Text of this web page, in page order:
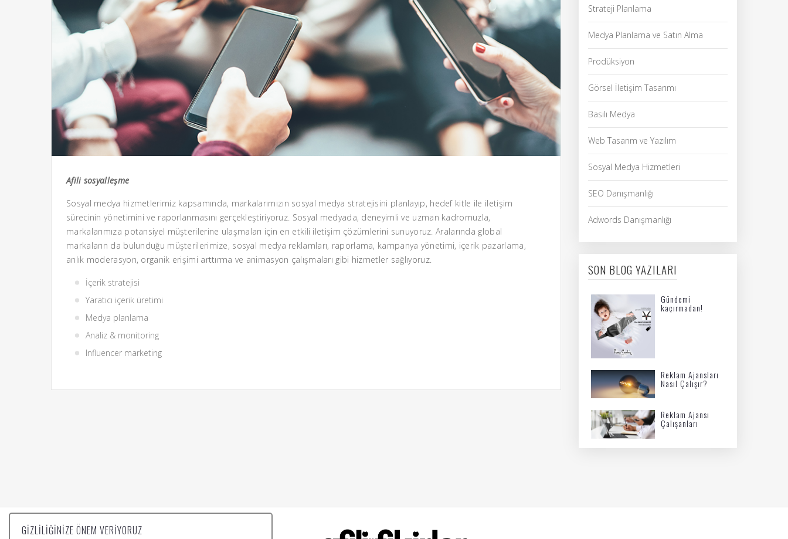
Afili sosyalleşme
Sosyal medya hizmetlerimiz kapsamında, markalarımızın sosyal medya stratejisini planlayıp, hedef kitle ile iletişim
sürecinin yönetimini ve raporlanmasını gerçekleştiriyoruz. Sosyal medyada, deneyimli ve uzman kadromuzla,
markalarımıza potansiyel müşterilerine ulaşmaları için en etkili iletişim çözümlerini sunuyoruz. Aralarında global
markaların da bulunduğu müşterilerimize, sosyal medya reklamları, raporlama, kampanya yönetimi, içerik pazarlama,
anlık moderasyon, organik erişimi arttırma ve animasyon çalışmaları gibi hizmetler sağlıyoruz.
İçerik stratejisi
Yaratıcı içerik üretimi
Medya planlama
Analiz & monitoring
Influencer marketing
Strateji Planlama
Medya Planlama ve Satın Alma
Prodüksiyon
Görsel İletişim Tasarımı
Basılı Medya
Web Tasarım ve Yazılım
Sosyal Medya Hizmetleri
SEO Danışmanlığı
Adwords Danışmanlığı
SON BLOG YAZILARI
Gündemi
kaçırmadan!
Reklam Ajansları
Nasıl Çalışır?
Reklam Ajansı
Çalışanları
GIZLILIĞINIZE ÖNEM VERIYORUZ